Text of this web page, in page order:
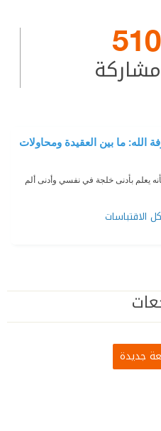
510
مشاركة
الله: ما بين العقيدة ومحاولات
يعلم بأدنى خلجة في نفسي وأدنى ألم
كل الاقتباسات
جديدة